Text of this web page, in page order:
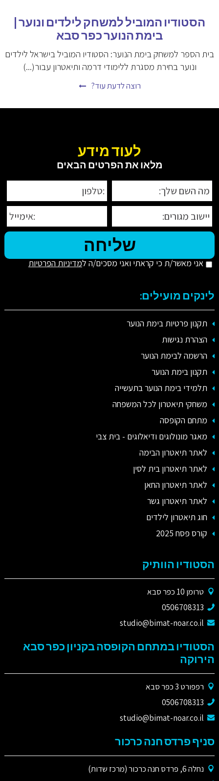
הסטודיו המוביל למשחק לילדים ונוער |
בימת הנוער כפר סבא
בית הספר למשחק בימת הנוער: הסטודיו המוביל בישראל לילדים
ונוער בחירת מסגרת ללימודי דרמה ותיאטרון עבור(...)
רוצה לדעת עוד?
לעוד מידע
מלאו את הפרטים הבאים
אני מאשר/ת כי קראתי ואני מסכים/ה למדיניות הפרטיות
לינקים מועילים:
תקנון פרטיות בימת הנוער
הצהרת נגישות
הרשמה לבימת הנוער
תקנון בימת הנוער
תלמידי בימת הנוער בתעשייה
משחקי תיאטרון לכל המשפחה
מתחם הקופסה
מאגר מונולוגים ודיאלוגים - בית צבי
לאתר תיאטרון הבימה
לאתר תיאטרון בית לסין
לאתר תיאטרון החאן
לאתר תיאטרון גשר
חוג תיאטרון לילדים
קורס פסח 2025
הסטודיו הוותיק
טרומן 10 כפר סבא
0506708313
studio@bimat-noar.co.il
הסטודיו במתחם הקופסה בקניון כפר סבא
הירוקה
רפפורט 3 כפר סבא
0506708313
studio@bimat-noar.co.il
סניף פרדס חנה כרכור
נחלה 6, פרדס חנה כרכור (מרכז שדות)